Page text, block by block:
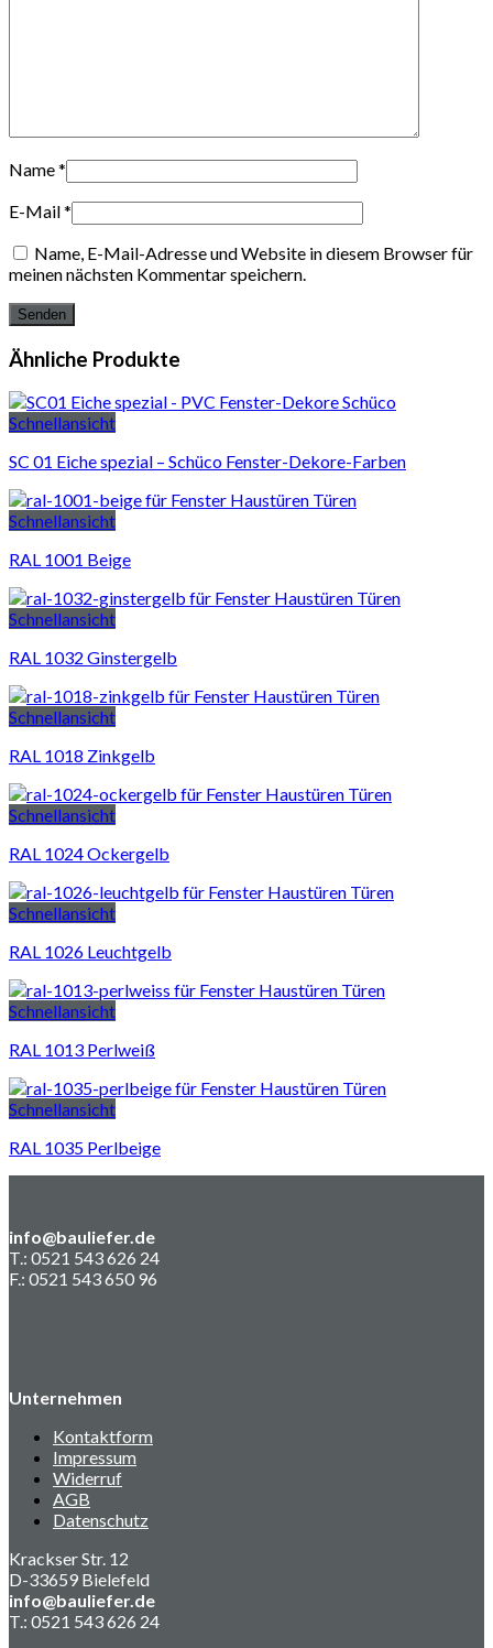
Name*
E-Mail*
Name, E-Mail-Adresse und Website in diesem Browser für
meinen nächsten Kommentar speichern.
Ähnliche Produkte
Schnellansicht
SC 01 Eiche spezial – Schüco Fenster-Dekore-Farben
Schnellansicht
RAL 1001 Beige
Schnellansicht
RAL 1032 Ginstergelb
Schnellansicht
RAL 1018 Zinkgelb
Schnellansicht
RAL 1024 Ockergelb
Schnellansicht
RAL 1026 Leuchtgelb
Schnellansicht
RAL 1013 Perlweiß
Schnellansicht
RAL 1035 Perlbeige
info@bauliefer.de
T.: 0521 543 626 24
F.: 0521 543 650 96
Unternehmen
Kontaktform
Impressum
Widerruf
AGB
Datenschutz
Krackser Str. 12
D-33659 Bielefeld
info@bauliefer.de
T.: 0521 543 626 24